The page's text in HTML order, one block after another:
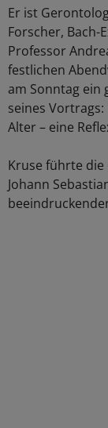
Er ist
Forscher, Bach-
Professor
festlichen
am Sonntag ein
seines
Alter – eine
Kruse führte die
Johann